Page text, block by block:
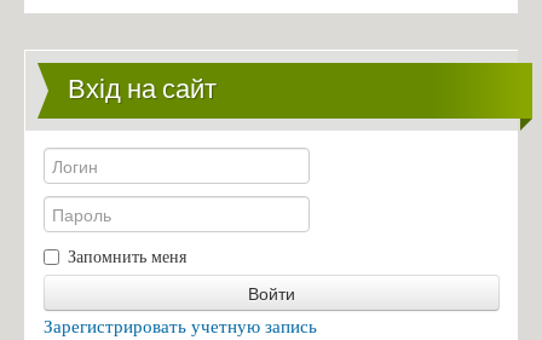
Вхід на сайт
Запомнить меня
Войти
Зарегистрировать учетную запись